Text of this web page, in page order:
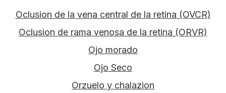
Oclusion de la vena central de la retina (OVCR)
Oclusion de rama venosa de la retina (ORVR)
Ojo morado
Ojo Seco
Orzuelo y chalazion